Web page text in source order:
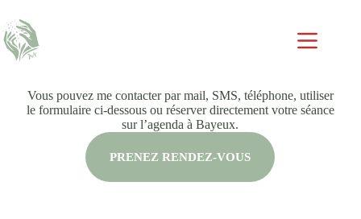
Vous pouvez me contacter par mail, SMS, téléphone, utiliser
le formulaire ci-dessous ou réserver directement votre séance
sur l’agenda à Bayeux.
PRENEZ RENDEZ-VOUS